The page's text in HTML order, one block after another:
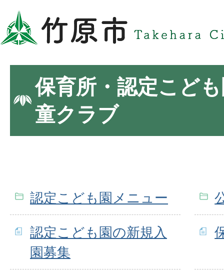
保育所・認定こど
童クラブ
認定こども園メニュー
認定こども園の新規入
園募集